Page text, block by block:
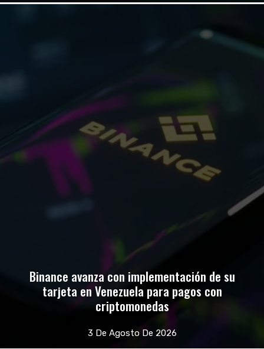
Binance avanza con implementación de su
tarjeta en Venezuela para pagos con
criptomonedas
3 De Agosto De 2026